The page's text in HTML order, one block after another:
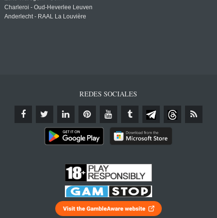
Charleroi - Oud-Heverlee Leuven
Anderlecht - RAAL La Louvière
REDES SOCIALES